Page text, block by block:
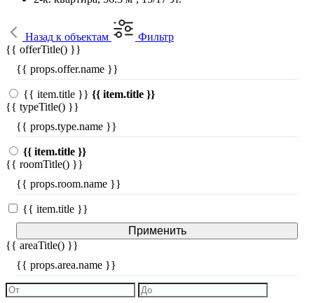
Назад к объектам
Фильтр
{{ offerTitle() }}
{{ props.offer.name }}
{{ item.title }} {{ item.title }}
{{ typeTitle() }}
{{ props.type.name }}
{{ item.title }}
{{ roomTitle() }}
{{ props.room.name }}
{{ item.title }}
Применить
{{ areaTitle() }}
{{ props.area.name }}